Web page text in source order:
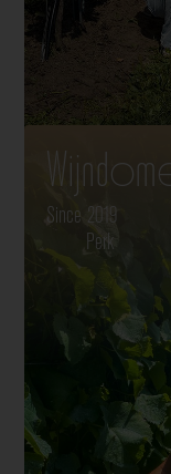
Since 2019
Perk